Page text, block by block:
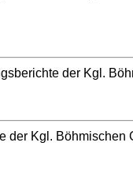
der Kgl.
der Kgl. Böhmischen